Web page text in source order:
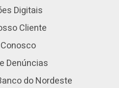
Digitais
Cliente
Denúncias
do Nordeste